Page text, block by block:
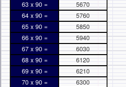
63 x 90 =
5670
64 x 90 =
5760
65 x 90 =
5850
66 x 90 =
5940
67 x 90 =
6030
68 x 90 =
6120
69 x 90 =
6210
70 x 90 =
6300